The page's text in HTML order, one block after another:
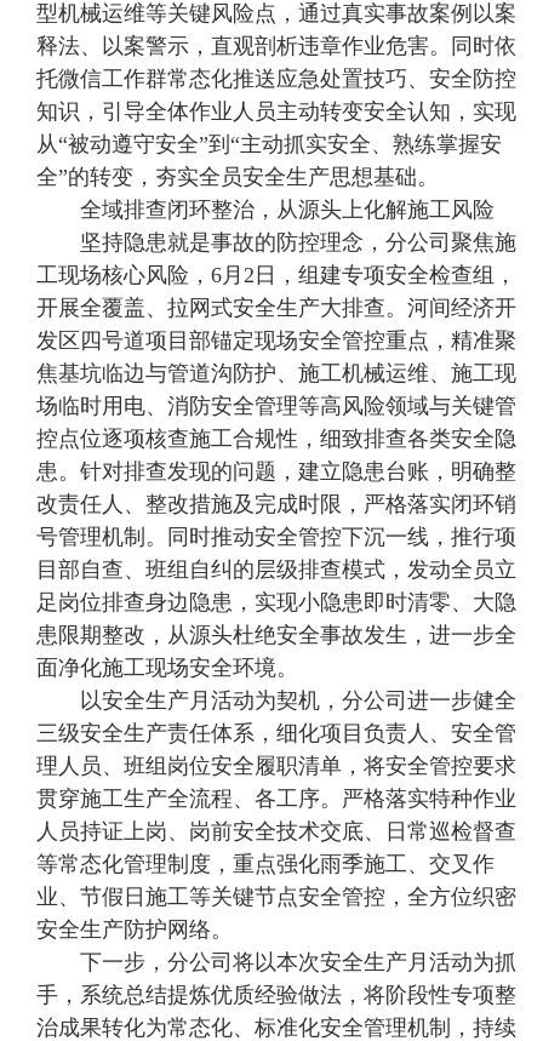
型机械运维等关键风险点，通过真实事故案例以案
释法、以案警示，直观剖析违章作业危害。同时依
托微信工作群常态化推送应急处置技巧、安全防控
知识，引导全体作业人员主动转变安全认知，实现
从“被动遵守安全”到“主动抓实安全、熟练掌握安
全”的转变，夯实全员安全生产思想基础。
全域排查闭环整治，从源头上化解施工风险
坚持隐患就是事故的防控理念，分公司聚焦施
工现场核心风险，6月2日，组建专项安全检查组，
开展全覆盖、拉网式安全生产大排查。河间经济开
发区四号道项目部锚定现场安全管控重点，精准聚
焦基坑临边与管道沟防护、施工机械运维、施工现
场临时用电、消防安全管理等高风险领域与关键管
控点位逐项核查施工合规性，细致排查各类安全隐
患。针对排查发现的问题，建立隐患台账，明确整
改责任人、整改措施及完成时限，严格落实闭环销
号管理机制。同时推动安全管控下沉一线，推行项
目部自查、班组自纠的层级排查模式，发动全员立
足岗位排查身边隐患，实现小隐患即时清零、大隐
患限期整改，从源头杜绝安全事故发生，进一步全
面净化施工现场安全环境。
以安全生产月活动为契机，分公司进一步健全
三级安全生产责任体系，细化项目负责人、安全管
理人员、班组岗位安全履职清单，将安全管控要求
贯穿施工生产全流程、各工序。严格落实特种作业
人员持证上岗、岗前安全技术交底、日常巡检督查
等常态化管理制度，重点强化雨季施工、交叉作
业、节假日施工等关键节点安全管控，全方位织密
安全生产防护网络。
下一步，分公司将以本次安全生产月活动为抓
手，系统总结提炼优质经验做法，将阶段性专项整
治成果转化为常态化、标准化安全管理机制，持续